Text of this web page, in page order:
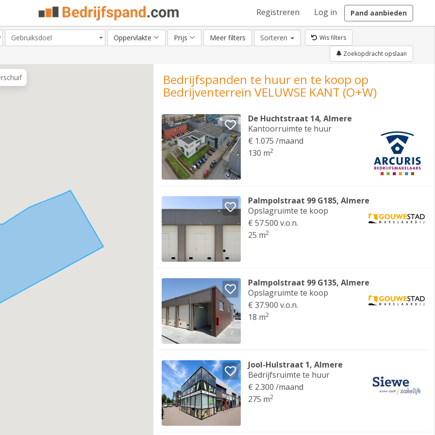
Registreren Log in Pand aanbieden
Gebruiksdoel Oppervlakte Prijs Meer filters Sorteren
Wis filters
Zoekopdracht opslaan
Bedrijfspanden te huur en te koop op
Bedrijventerrein VELUWSE KANT (O+W)
De Huchtstraat 14, Almere
Kantoorruimte te huur
€ 1.075 /maand
130 m2
Palmpolstraat 99 G185, Almere
Opslagruimte te koop
€ 57.500 v.o.n.
25 m2
Palmpolstraat 99 G135, Almere
Opslagruimte te koop
€ 37.900 v.o.n.
18 m2
Jool-Hulstraat 1, Almere
Bedrijfsruimte te huur
€ 2.300 /maand
275 m2